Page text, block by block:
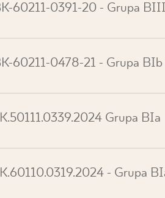
60211-0391-20 - Grupa BIII
60211-0478-21 - Grupa BIb
Grupa BIa
- Grupa